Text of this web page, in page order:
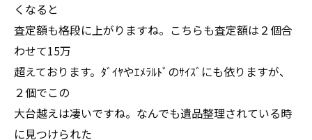
くなると
査定額も格段に上がりますね。こちらも査定額は２個合
わせて15万
超えております。ﾀﾞｲﾔやｴﾒﾗﾙﾄﾞのｻｲｽﾞにも依りますが、
２個でこの
大台越えは凄いですね。なんでも遺品整理されている時
に見つけられた